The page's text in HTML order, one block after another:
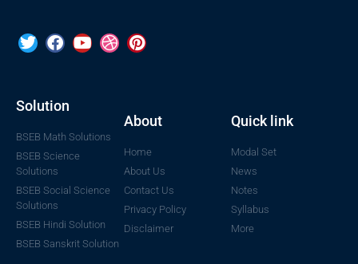
Solution
BSEB Math Solutions
BSEB Science
Solutions
BSEB Social Science
Solutions
BSEB Hindi Solution
BSEB Sanskrit Solution
About
Home
About Us
Contact Us
Privacy Policy
Disclaimer
Quick link
Modal Set
News
Notes
Syllabus
More